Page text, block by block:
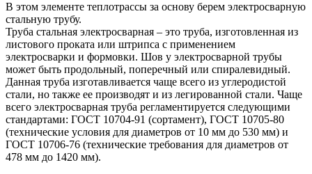
В этом элементе теплотрассы за основу берем электросварную
стальную трубу.
Труба стальная электросварная – это труба, изготовленная из
листового проката или штрипса с применением
электросварки и формовки. Шов у электросварной трубы
может быть продольный, поперечный или спиралевидный.
Данная труба изготавливается чаще всего из углеродистой
стали, но также ее производят и из легированной стали. Чаще
всего электросварная труба регламентируется следующими
стандартами: ГОСТ 10704-91 (сортамент), ГОСТ 10705-80
(технические условия для диаметров от 10 мм до 530 мм) и
ГОСТ 10706-76 (технические требования для диаметров от
478 мм до 1420 мм).